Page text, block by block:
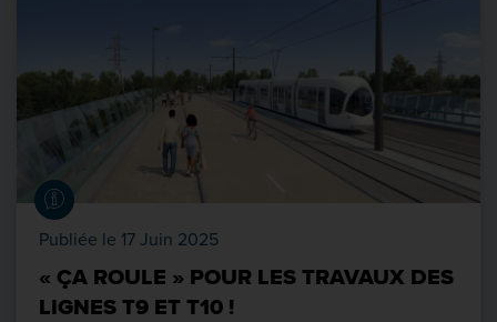
Publiée le 17 Juin 2025
« ÇA ROULE » POUR LES TRAVAUX DES
LIGNES T9 ET T10 !